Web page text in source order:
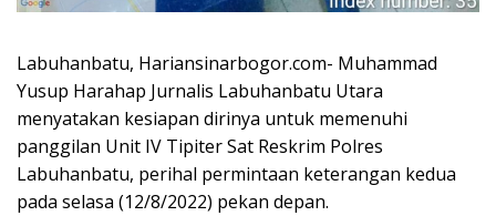
Labuhanbatu, Hariansinarbogor.com- Muhammad
Yusup Harahap Jurnalis Labuhanbatu Utara
menyatakan kesiapan dirinya untuk memenuhi
panggilan Unit IV Tipiter Sat Reskrim Polres
Labuhanbatu, perihal permintaan keterangan kedua
pada selasa (12/8/2022) pekan depan.